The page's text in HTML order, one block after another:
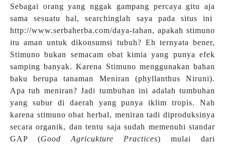
Sebagai orang yang nggak gampang percaya gitu aja
sama sesuatu hal, searchinglah saya pada situs ini
http://www.serbaherba.com/daya-tahan, apakah stimuno
itu aman untuk dikonsumsi tubuh? Eh ternyata bener,
Stimuno bukan semacam obat kimia yang punya efek
samping banyak. Karena Stimuno menggunakan bahan
baku berupa tanaman Meniran (phyllanthus Niruni).
Apa tuh meniran? Jadi tumbuhan ini adalah tumbuhan
yang subur di daerah yang punya iklim tropis. Nah
karena stimuno obat herbal, meniran tadi diproduksinya
secara organik, dan tentu saja sudah memenuhi standar
GAP (Good Agricukture Practices) mulai dari